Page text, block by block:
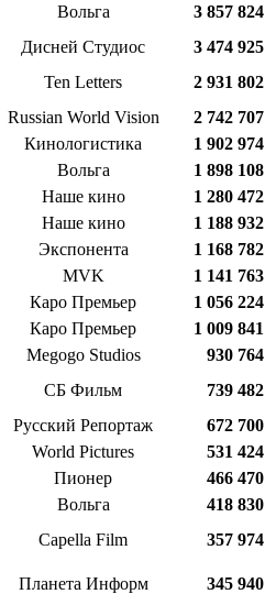
Вольга 3 857 824
Дисней Студиос 3 474 925
Ten Letters 2 931 802
Russian World Vision 2 742 707
Кинологистика 1 902 974
Вольга 1 898 108
Наше кино 1 280 472
Наше кино 1 188 932
Экспонента 1 168 782
MVK 1 141 763
Каро Премьер 1 056 224
Каро Премьер 1 009 841
Megogo Studios 930 764
СБ Фильм 739 482
Русский Репортаж 672 700
World Pictures 531 424
Пионер 466 470
Вольга 418 830
Capella Film 357 974
Планета Информ 345 940